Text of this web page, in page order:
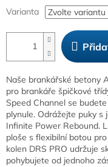
Varianta
Naše brankářské betony
pro brankáře špičkové
Speed Channel se
plynule. Odrážejte puky
Infinite Power Rebound.
ploše s flexibilní botou
kolen DRS PRO udržuje
pohybujete od jednoho